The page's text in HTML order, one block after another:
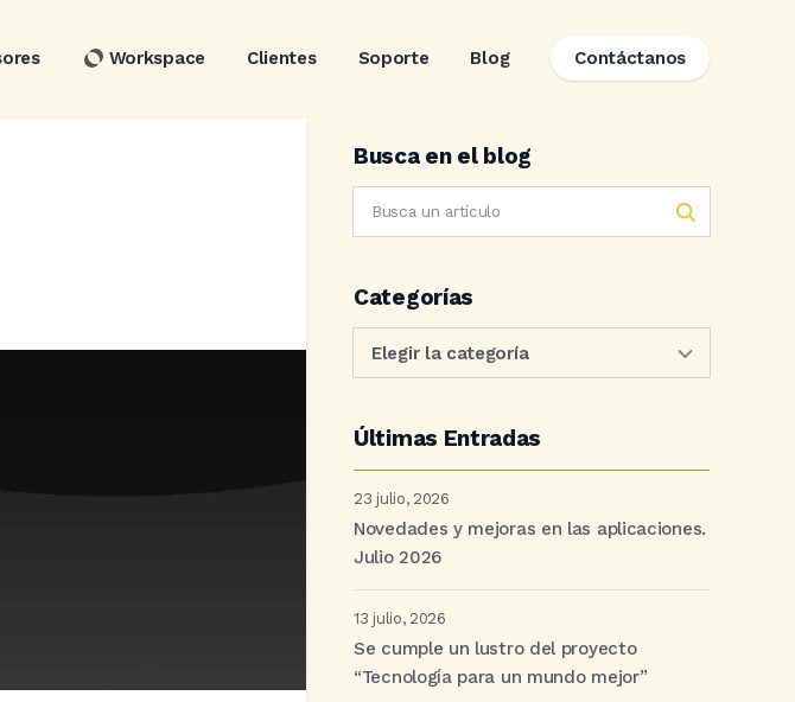
Workspace Clientes Soporte Blog Contáctanos
Busca en el blog
Categorías
Últimas Entradas
23 julio, 2026
Novedades y mejoras en las aplicaciones.
Julio 2026
13 julio, 2026
Se cumple un lustro del proyecto
“Tecnología para un mundo mejor”